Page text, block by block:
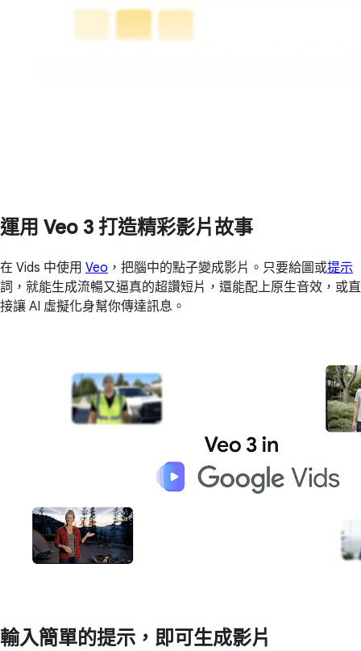
運用 Veo 3 打造精彩影片故事
在 Vids 中使用 Veo ，把腦中的點子變成影片。只要給圖或提示
詞，就能生成流暢又逼真的超讚短片，還能配上原生音效，或直
接讓 AI 虛擬化身幫你傳達訊息。
輸入簡單的提示，即可生成影片